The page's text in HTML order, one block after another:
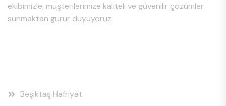
ekibimizle, müşterilerimize kaliteli ve güvenilir çözümler
sunmaktan gurur duyuyoruz.
Beşiktaş Hafriyat